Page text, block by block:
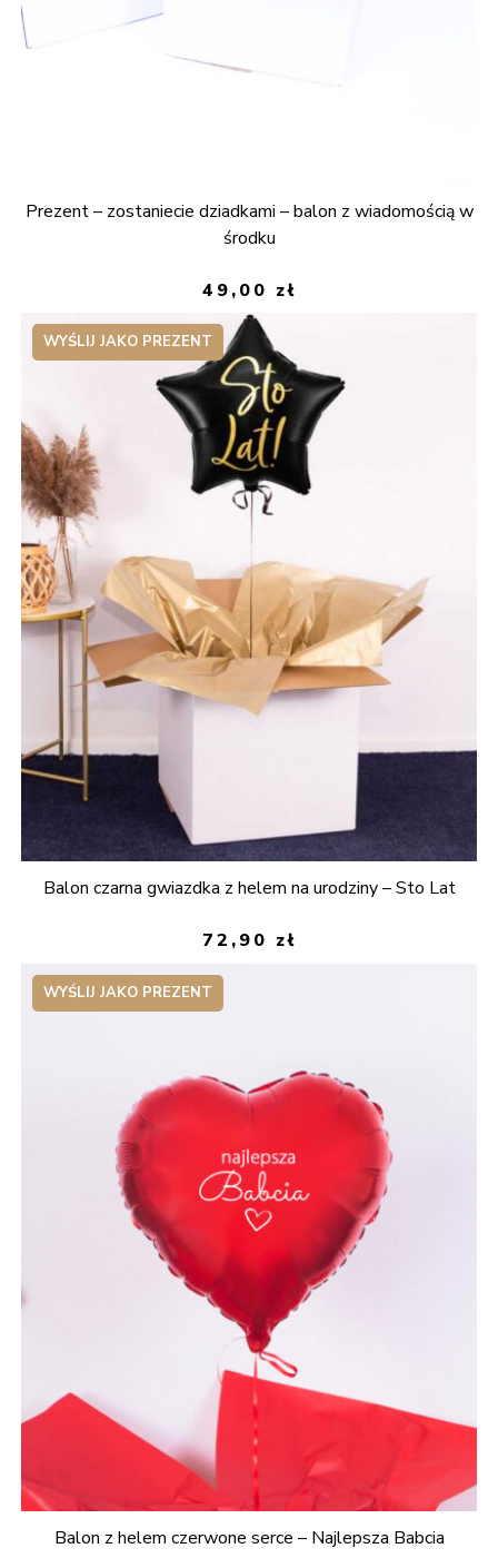
Prezent – zostaniecie dziadkami – balon z wiadomością w
środku
49,00 zł
WYŚLIJ JAKO PREZENT
Balon czarna gwiazdka z helem na urodziny – Sto Lat
72,90 zł
WYŚLIJ JAKO PREZENT
Balon z helem czerwone serce – Najlepsza Babcia